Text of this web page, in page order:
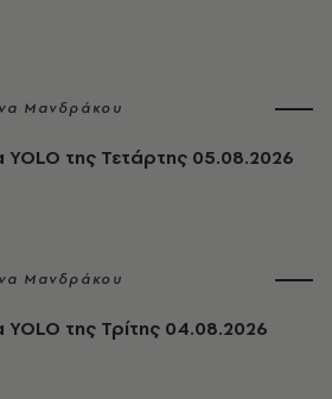
Μανδράκου
YOLO της Τετάρτης 05.08.2026
Μανδράκου
YOLO της Τρίτης 04.08.2026